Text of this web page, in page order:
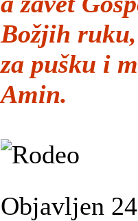
Božjih
za pušku i
Amin.
Objavljen